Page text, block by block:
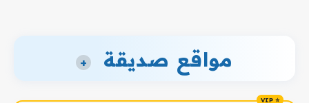
مواقع صديقة +